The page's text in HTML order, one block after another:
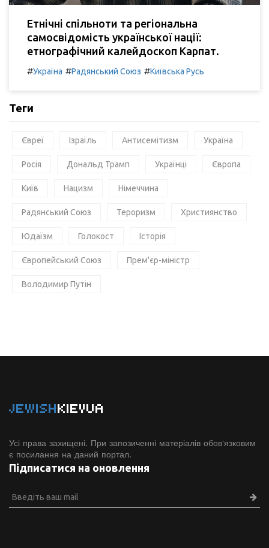
Етнічні спільноти та регіональна
самосвідомість української нації:
етнографічний калейдоскоп Карпат.
#Україна #Радянський Союз #Київська Русь
Теги
Євреї Ізраїль Антисемітизм Україна
Росія Дональд Трамп Українці Європа
Київ Нацизм Німеччина
Радянський Союз Тероризм Християнство
Юдаїзм Голокост Історія
Європейський Союз Прем'єр-міністр
Володимир Путін
JEWISHKIEVUA
Усі права захищені. При запозиченні матеріалів обов'язковим
є посилання на даний портал.
Підписатися на оновлення